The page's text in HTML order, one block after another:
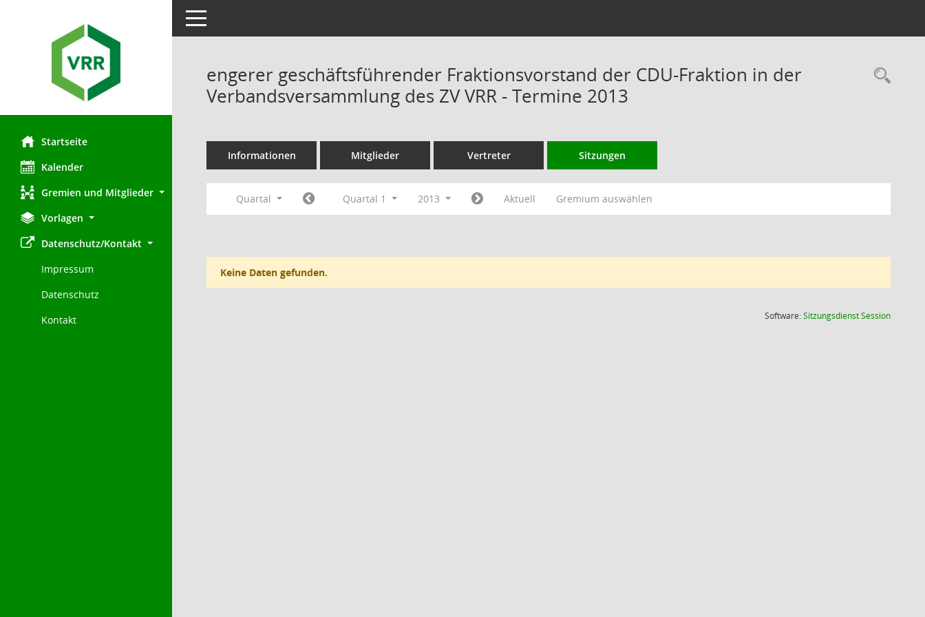
Startseite
Kalender
Gremien und Mitglieder
Vorlagen
Datenschutz/Kontakt
Impressum
Datenschutz
Kontakt
Toggle navigation
engerer geschäftsführender Fraktionsvorstand der CDU-Fraktion in der
Verbandsversammlung des ZV VRR - Termine 2013
Informationen Mitglieder Vertreter Sitzungen
Quartal Quartal 1 2013 Aktuell Gremium auswählen
Keine Daten gefunden.
Software:SitzungsdienstSession(Wird in